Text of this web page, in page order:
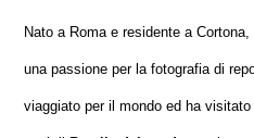
Nato a Roma e residente a
una passione per la fotografia di
viaggiato per il mondo ed ha